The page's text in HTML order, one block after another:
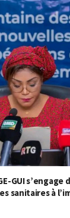
GUI s’engage
sanitaires à